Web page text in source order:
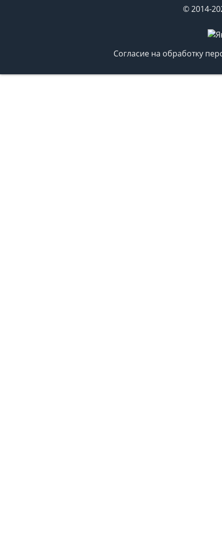
© 2014-
Согласие на обработку